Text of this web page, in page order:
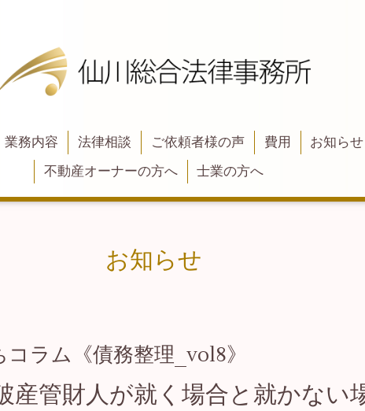
業務内容 法律相談 ご依頼者様の声 費用 お知らせ
不動産オーナーの方へ
士業の方へ
お知らせ
コラム《債務整理_vol8》
産管財人が就く場合と就かない